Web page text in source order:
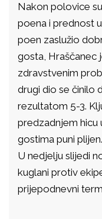
Nakon polovice
poena i prednost
poen zaslužio
gosta, Hraščanec
zdravstvenim
drugi dio se činilo
rezultatom 5-3.
predzadnjem
gostima puni plijen.
U nedjelju slijedi
kuglani protiv
prijepodnevni